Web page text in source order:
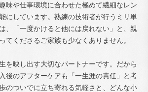
味や仕事環境に合わせた極めて繊細なレン
にしています。熟練の技術者が行うミリ単
、「一度かけると他には戻れない」と、親
てくださるご家族も少なくありません。
を映し出す大切なパートナーです。だから
後のアフターケアも「一生涯の責任」と考
のついでに立ち寄れる気軽さと、どんな小